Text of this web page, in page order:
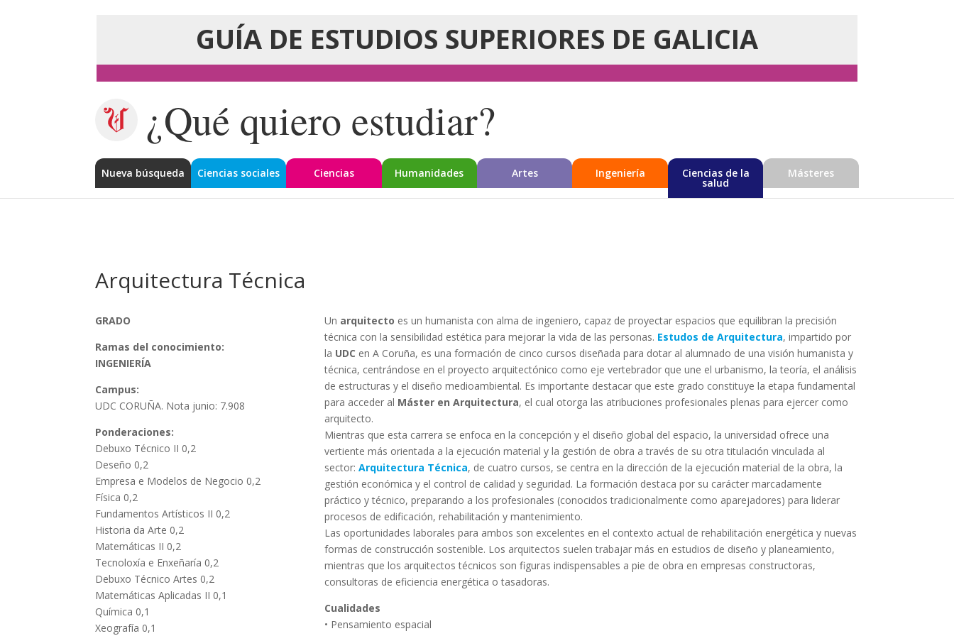
GUÍA DE ESTUDIOS SUPERIORES DE GALICIA
¿Qué quiero estudiar?
Nueva búsqueda Ciencias sociales Ciencias Humanidades Artes Ingeniería Ciencias de la
salud
Másteres
Arquitectura Técnica
GRADO
Ramas del conocimiento:
INGENIERÍA
Campus:
UDC CORUÑA. Nota junio: 7.908
Ponderaciones:
Debuxo Técnico II 0,2
Deseño 0,2
Empresa e Modelos de Negocio 0,2
Física 0,2
Fundamentos Artísticos II 0,2
Historia da Arte 0,2
Matemáticas II 0,2
Tecnoloxía e Enxeñaría 0,2
Debuxo Técnico Artes 0,2
Matemáticas Aplicadas II 0,1
Química 0,1
Xeografía 0,1
Un arquitecto es un humanista con alma de ingeniero, capaz de proyectar espacios que equilibran la precisión
técnica con la sensibilidad estética para mejorar la vida de las personas. Estudos de Arquitectura, impartido por
la UDC en A Coruña, es una formación de cinco cursos diseñada para dotar al alumnado de una visión humanista y
técnica, centrándose en el proyecto arquitectónico como eje vertebrador que une el urbanismo, la teoría, el análisis
de estructuras y el diseño medioambiental. Es importante destacar que este grado constituye la etapa fundamental
para acceder al Máster en Arquitectura, el cual otorga las atribuciones profesionales plenas para ejercer como
arquitecto.
Mientras que esta carrera se enfoca en la concepción y el diseño global del espacio, la universidad ofrece una
vertiente más orientada a la ejecución material y la gestión de obra a través de su otra titulación vinculada al
sector: Arquitectura Técnica, de cuatro cursos, se centra en la dirección de la ejecución material de la obra, la
gestión económica y el control de calidad y seguridad. La formación destaca por su carácter marcadamente
práctico y técnico, preparando a los profesionales (conocidos tradicionalmente como aparejadores) para liderar
procesos de edificación, rehabilitación y mantenimiento.
Las oportunidades laborales para ambos son excelentes en el contexto actual de rehabilitación energética y nuevas
formas de construcción sostenible. Los arquitectos suelen trabajar más en estudios de diseño y planeamiento,
mientras que los arquitectos técnicos son figuras indispensables a pie de obra en empresas constructoras,
consultoras de eficiencia energética o tasadoras.
Cualidades
• Pensamiento espacial